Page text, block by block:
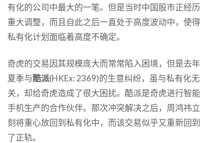
有化的公司中最大的一笔。但是当时中国股市正经历
重大调整，而且自此之后一直处于高度波动中，使得
私有化计划面临着高度不确定。
奇虎的交易因其规模庞大而常常陷入困境，但是去年
夏季与酷派(HKEx: 2369)的生意纠纷，虽与私有化无
关，却给奇虎造成了很大困扰。酷派是奇虎进行智能
手机生产的合作伙伴。那次冲突解决之后，周鸿祎立
刻将重心放回到私有化中，而该交易似乎又重新回到
了正轨。